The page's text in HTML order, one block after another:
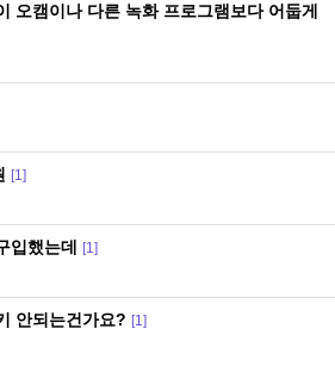
오캠이나 다른 녹화 프로그램보다 어둡게
[1]
입했는데
[1]
안되는건가요? [1]